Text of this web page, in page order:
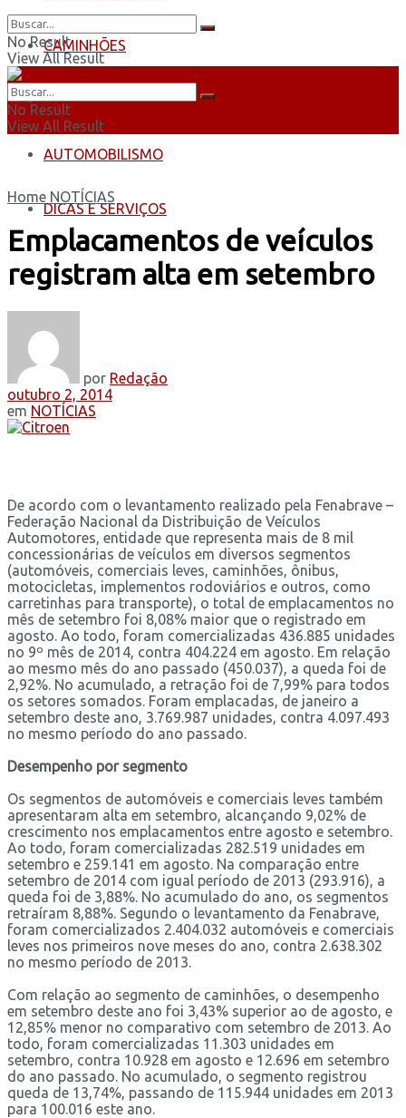
CAMINHÕES
ÔNIBUS
AUTOMOBILISMO
DICAS E SERVIÇOS
No Result
View All Result
No Result
View All Result
Home NOTÍCIAS
Emplacamentos de veículos
registram alta em setembro
por Redação
outubro 2, 2014
em NOTÍCIAS
De acordo com o levantamento realizado pela Fenabrave –
Federação Nacional da Distribuição de Veículos
Automotores, entidade que representa mais de 8 mil
concessionárias de veículos em diversos segmentos
(automóveis, comerciais leves, caminhões, ônibus,
motocicletas, implementos rodoviários e outros, como
carretinhas para transporte), o total de emplacamentos no
mês de setembro foi 8,08% maior que o registrado em
agosto. Ao todo, foram comercializadas 436.885 unidades
no 9º mês de 2014, contra 404.224 em agosto. Em relação
ao mesmo mês do ano passado (450.037), a queda foi de
2,92%. No acumulado, a retração foi de 7,99% para todos
os setores somados. Foram emplacadas, de janeiro a
setembro deste ano, 3.769.987 unidades, contra 4.097.493
no mesmo período do ano passado.
Desempenho por segmento
Os segmentos de automóveis e comerciais leves também
apresentaram alta em setembro, alcançando 9,02% de
crescimento nos emplacamentos entre agosto e setembro.
Ao todo, foram comercializadas 282.519 unidades em
setembro e 259.141 em agosto. Na comparação entre
setembro de 2014 com igual período de 2013 (293.916), a
queda foi de 3,88%. No acumulado do ano, os segmentos
retraíram 8,88%. Segundo o levantamento da Fenabrave,
foram comercializados 2.404.032 automóveis e comerciais
leves nos primeiros nove meses do ano, contra 2.638.302
no mesmo período de 2013.
Com relação ao segmento de caminhões, o desempenho
em setembro deste ano foi 3,43% superior ao de agosto, e
12,85% menor no comparativo com setembro de 2013. Ao
todo, foram comercializadas 11.303 unidades em
setembro, contra 10.928 em agosto e 12.696 em setembro
do ano passado. No acumulado, o segmento registrou
queda de 13,74%, passando de 115.944 unidades em 2013
para 100.016 este ano.